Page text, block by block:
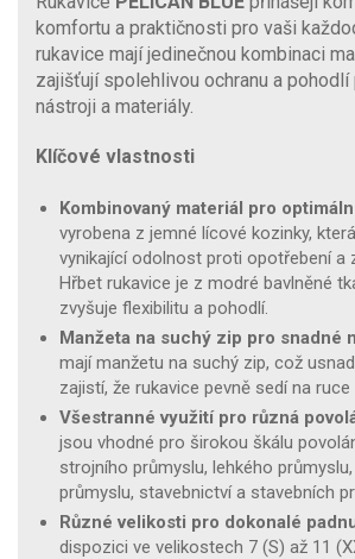
komfortu a praktičnosti pro vaši
rukavice mají jedinečnou kombinaci
zajišťují spolehlivou ochranu a pohodlí
nástroji a materiály.
Klíčové vlastnosti
Kombinovaný materiál pro
vyrobena z jemné lícové kozinky,
vynikající odolnost proti opotřebení a
Hřbet rukavice je z modré bavlněné
zvyšuje flexibilitu a pohodlí.
Manžeta na suchý zip pro snadné
mají manžetu na suchý zip, což
zajistí, že rukavice pevně sedí na ruce
Všestranné využití pro různá
jsou vhodné pro širokou škálu
strojního průmyslu, lehkého
průmyslu, stavebnictví a stavebních
Různé velikosti pro dokonalé
dispozici ve velikostech 7 (S) až 11